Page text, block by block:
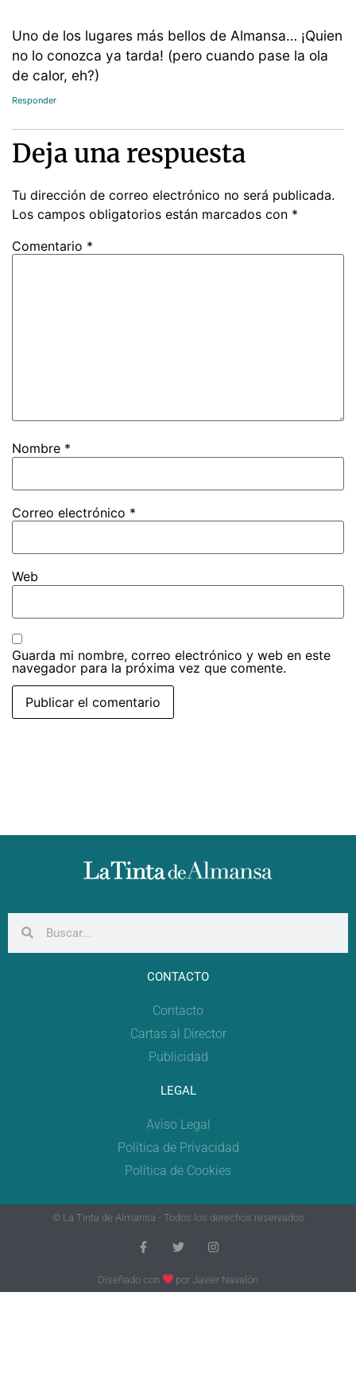
Uno de los lugares más bellos de Almansa… ¡Quien
no lo conozca ya tarda! (pero cuando pase la ola
de calor, eh?)
Responder
Deja una respuesta
Tu dirección de correo electrónico no será publicada.
Los campos obligatorios están marcados con *
Comentario *
Nombre *
Correo electrónico *
Web
Guarda mi nombre, correo electrónico y web en este
navegador para la próxima vez que comente.
CONTACTO
Contacto
Cartas al Director
Publicidad
LEGAL
Aviso Legal
Política de Privacidad
Política de Cookies
© La Tinta de Almansa - Todos los derechos reservados
Diseñado con porJavier Navalón